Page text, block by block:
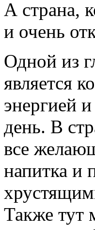
А страна,
и очень
Одной из
является
энергией
день. В
все
напитка и
Также тут